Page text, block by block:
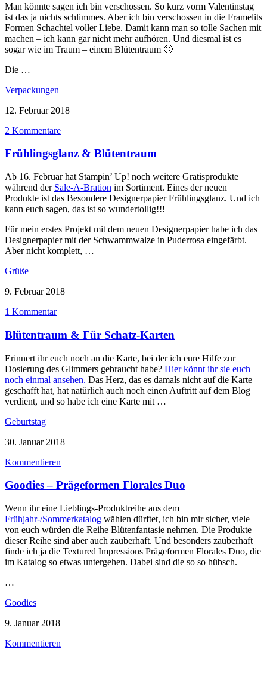
Man könnte sagen ich bin verschossen. So kurz vorm Valentinstag
ist das ja nichts schlimmes. Aber ich bin verschossen in die Framelits
Formen Schachtel voller Liebe. Damit kann man so tolle Sachen mit
machen – ich kann gar nicht mehr aufhören. Und diesmal ist es
sogar wie im Traum – einem Blütentraum 🙂
Die …
Verpackungen
12. Februar 2018
2 Kommentare
Frühlingsglanz & Blütentraum
Ab 16. Februar hat Stampin’ Up! noch weitere Gratisprodukte
während der Sale-A-Bration im Sortiment. Eines der neuen
Produkte ist das Besondere Designerpapier Frühlingsglanz. Und ich
kann euch sagen, das ist so wundertollig!!!
Für mein erstes Projekt mit dem neuen Designerpapier habe ich das
Designerpapier mit der Schwammwalze in Puderrosa eingefärbt.
Aber nicht komplett, …
Grüße
9. Februar 2018
1 Kommentar
Blütentraum & Für Schatz-Karten
Erinnert ihr euch noch an die Karte, bei der ich eure Hilfe zur
Dosierung des Glimmers gebraucht habe? Hier könnt ihr sie euch
noch einmal ansehen. Das Herz, das es damals nicht auf die Karte
geschafft hat, hat natürlich auch noch einen Auftritt auf dem Blog
verdient, und so habe ich eine Karte mit …
Geburtstag
30. Januar 2018
Kommentieren
Goodies – Prägeformen Florales Duo
Wenn ihr eine Lieblings-Produktreihe aus dem
Frühjahr-/Sommerkatalog wählen dürftet, ich bin mir sicher, viele
von euch würden die Reihe Blütenfantasie nehmen. Die Produkte
dieser Reihe sind aber auch zauberhaft. Und besonders zauberhaft
finde ich ja die Textured Impressions Prägeformen Florales Duo, die
im Katalog so etwas untergehen. Dabei sind die so so hübsch.
…
Goodies
9. Januar 2018
Kommentieren